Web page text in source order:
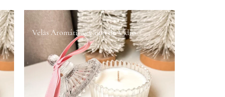
Velas Aromáticas Copo de Vidro